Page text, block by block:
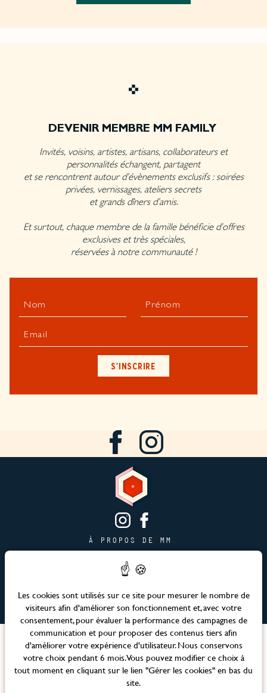
DEVENIR MEMBRE MM FAMILY
Invités, voisins, artistes, artisans, collaborateurs et
personnalités échangent, partagent
et se rencontrent autour d’évènements exclusifs : soirées
privées, vernissages, ateliers secrets
et grands dîners d’amis.
Et surtout, chaque membre de la famille bénéficie d’offres
exclusives et très spéciales,
réservées à notre communauté !
Nom Prénom
Email
S'INSCRIRE
À PROPOS DE MM
PAGE JOBS
PUBLICITÉ & PARTENARIATS
PLAN DU SITE
Langues
Site officiel – Maison Mère © 2026 Tous droits réservés
Les cookies sont utilisés sur ce site pour mesurer le nombre de
visiteurs afin d'améliorer son fonctionnement et, avec votre
consentement, pour évaluer la performance des campagnes de
communication et pour proposer des contenus tiers afin
d'améliorer votre expérience d'utilisateur. Nous conservons
votre choix pendant 6 mois. Vous pouvez modifier ce choix à
tout moment en cliquant sur le lien "Gérer les cookies" en bas du
site.